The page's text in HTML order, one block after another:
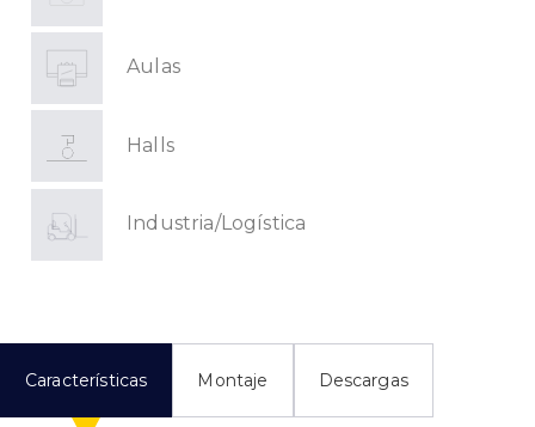
Aulas
Halls
Industria/Logística
Características Montaje Descargas